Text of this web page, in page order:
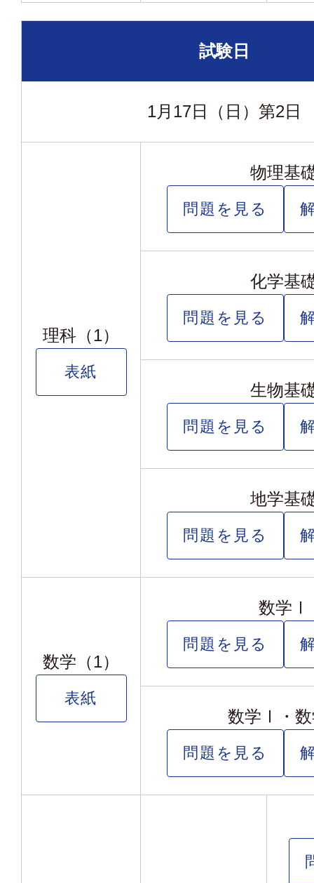
試験日
1月17日（日） 第2日
理科（1）
表紙
物理基
問題を見る
化学基
問題を見る
生物基
問題を見る
地学基
問題を見る
数学（1）
表紙
数学Ⅰ
問題を見る
数学Ⅰ・数
問題を見る